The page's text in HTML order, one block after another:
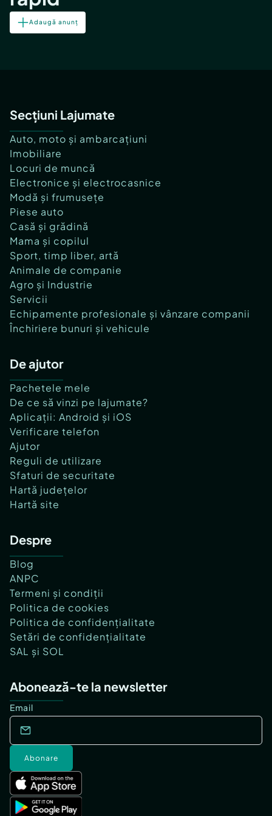
Adaugă anunț
Secțiuni Lajumate
Auto, moto și ambarcațiuni
Imobiliare
Locuri de muncă
Electronice și electrocasnice
Modă și frumusețe
Piese auto
Casă și grădină
Mama și copilul
Sport, timp liber, artă
Animale de companie
Agro și Industrie
Servicii
Echipamente profesionale și vânzare companii
Închiriere bunuri și vehicule
De ajutor
Pachetele mele
De ce să vinzi pe lajumate?
Aplicații: Android și iOS
Verificare telefon
Ajutor
Reguli de utilizare
Sfaturi de securitate
Hartă județelor
Hartă site
Despre
Blog
ANPC
Termeni și condiții
Politica de cookies
Politica de confidențialitate
Setări de confidențialitate
SAL și SOL
Abonează-te la newsletter
Email
Abonare